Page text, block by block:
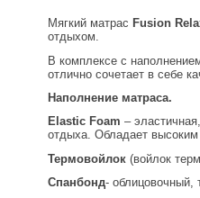
Мягкий матрас Fusion
отдыхом.
В комплексе с
отлично сочетает в себе
Наполнение матраса.
Elastic Foam –
отдыха. Обладает
Термовойлок (войлок
Спанбонд- облицовочный,